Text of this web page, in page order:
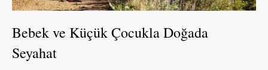
Bebek ve Küçük Çocukla Doğada
Seyahat